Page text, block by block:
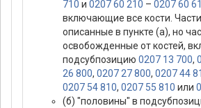
710 и 0207 60 210 – 0207 60
включающие все кости.
описанные в пункте (а), но
освобожденные от костей,
подсубпозицию 0207 13 700,
26 800, 0207 27 800, 0207 44
0207 54 810, 0207 55 810 или
(б) "половины" в